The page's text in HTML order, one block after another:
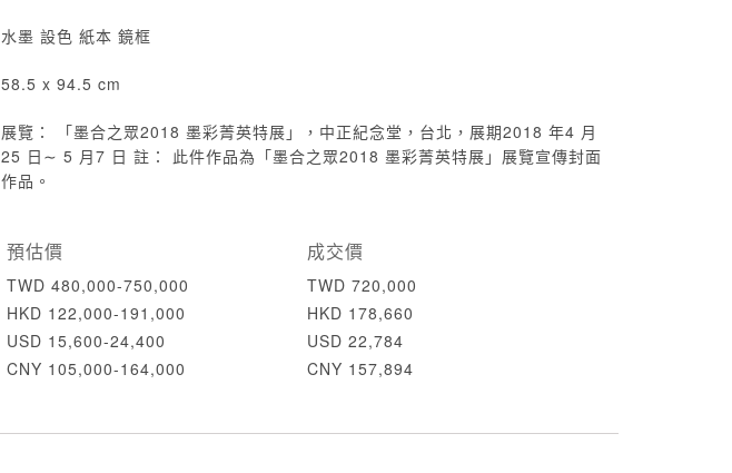
水墨 設色 紙本 鏡框
58.5 x 94.5 cm
展覽： 「墨合之眾2018 墨彩菁英特展」，中正紀念堂，台北，展期2018 年4 月
25 日∼ 5 月7 日 註： 此件作品為「墨合之眾2018 墨彩菁英特展」展覽宣傳封面
作品。
預估價
TWD 480,000-750,000
HKD 122,000-191,000
USD 15,600-24,400
CNY 105,000-164,000
成交價
TWD 720,000
HKD 178,660
USD 22,784
CNY 157,894